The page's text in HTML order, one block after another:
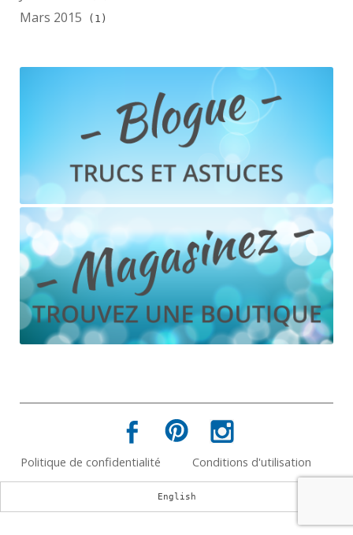
Mars 2015 (1)
Politique de confidentialité Conditions d'utilisation
English